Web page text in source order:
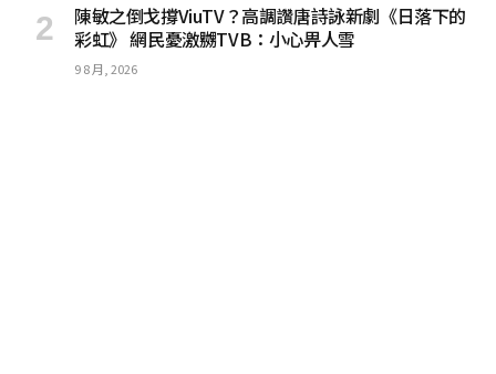
陳敏之倒戈撐ViuTV？高調讚唐詩詠新劇《日落下的
彩虹》 網民憂激嬲TVB：小心畀人雪
9 8 月, 2026